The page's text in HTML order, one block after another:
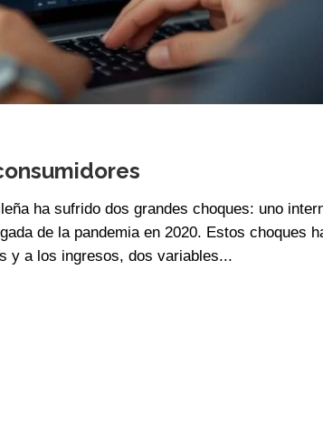
ha sufrido dos grandes choques: uno
de la pandemia en 2020. Estos choques
y a los ingresos, dos variables...